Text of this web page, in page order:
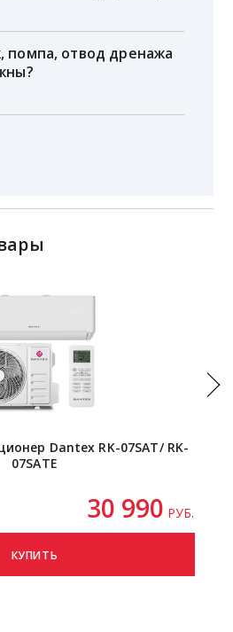
помпа, отвод дренажа
Dantex RK-07SAT/ RK-
07SATE
30 990 РУБ.
КУПИТЬ